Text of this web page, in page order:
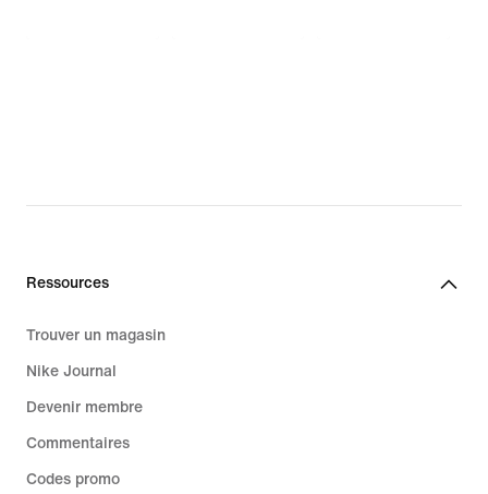
Ressources
Trouver un magasin
Nike Journal
Devenir membre
Commentaires
Codes promo